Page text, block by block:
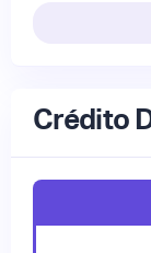
Crédito